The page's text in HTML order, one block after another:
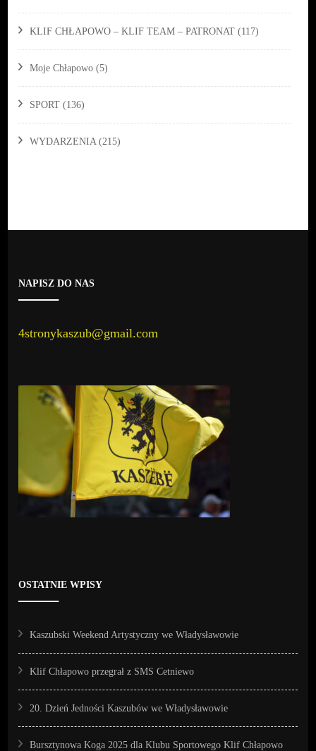
KLIF CHŁAPOWO – KLIF TEAM – PATRONAT (117)
Moje Chłapowo (5)
SPORT (136)
WYDARZENIA (215)
NAPISZ DO NAS
4stronykaszub@gmail.com
OSTATNIE WPISY
Kaszubski Weekend Artystyczny we Władysławowie
Klif Chłapowo przegrał z SMS Cetniewo
20. Dzień Jedności Kaszubów we Władysławowie
Bursztynowa Koga 2025 dla Klubu Sportowego Klif Chłapowo